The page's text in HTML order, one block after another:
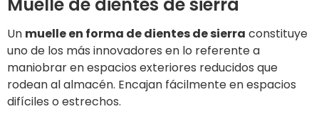
Muelle de dientes de sierra
Un muelle en forma de dientes de sierra constituye
uno de los más innovadores en lo referente a
maniobrar en espacios exteriores reducidos que
rodean al almacén. Encajan fácilmente en espacios
difíciles o estrechos.